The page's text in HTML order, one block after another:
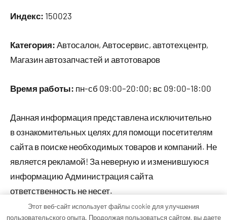
Индекс: 150023
Категория: Автосалон, Автосервис, автотехцентр,
Магазин автозапчастей и автотоваров
Время работы: пн-сб 09:00–20:00; вс 09:00–18:00
Данная информация представлена исключительно
в ознакомительных целях для помощи посетителям
сайта в поиске необходимых товаров и компаний. Не
является рекламой! За неверную и изменившуюся
информацию Администрация сайта
ответственность не несет.
Этот веб-сайт использует файлы cookie для улучшения
пользовательского опыта. Продолжая пользоваться сайтом, вы даете